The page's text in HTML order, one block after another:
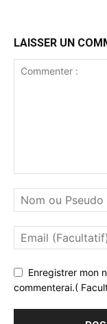
LAISSER UN
Enregistrer mon
commenterai.(